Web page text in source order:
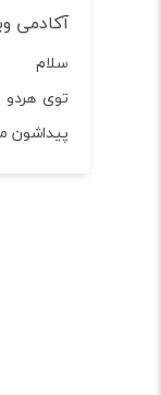
آکادمی وبسیما
توی هردو
پیداشون می‌کنید